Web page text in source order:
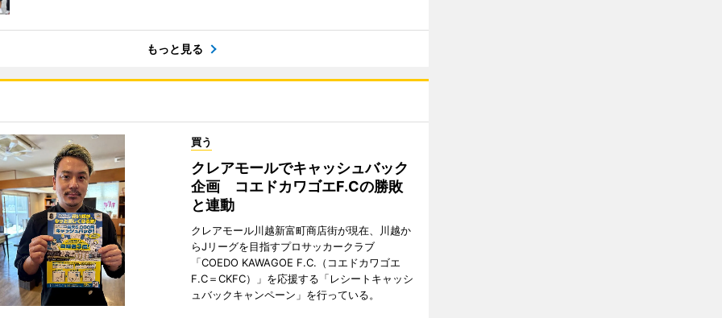
もっと見る
買う
クレアモールでキャッシュバック
企画 コエドカワゴエF.Cの勝敗
と連動
クレアモール川越新富町商店街が現在、川越か
らJリーグを目指すプロサッカークラブ
「COEDO KAWAGOE F.C.（コエドカワゴエ
F.C＝CKFC）」を応援する「レシートキャッシ
ュバックキャンペーン」を行っている。